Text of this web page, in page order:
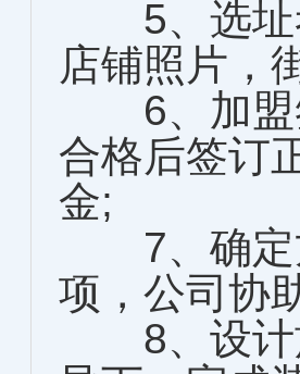
5、选址
店铺照片，
6、加盟
合格后签订
金;
7、确定
项，公司协
8、设计